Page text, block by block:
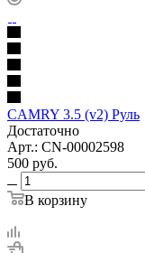
CAMRY 3.5 (v2) Руль
Достаточно
Арт.: CN-00002598
500 руб.
В корзину